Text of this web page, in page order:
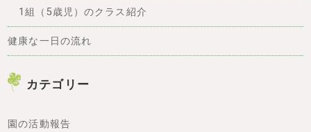
1組（5歳児）のクラス紹介
健康な一日の流れ
カテゴリー
園の活動報告